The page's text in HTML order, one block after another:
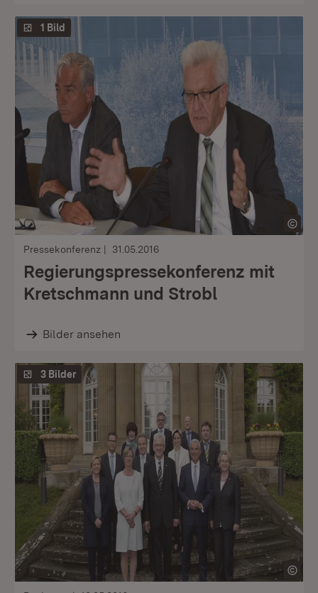
1 Bild
Pressekonferenz 31.05.2016
Regierungspressekonferenz mit
Kretschmann und Strobl
Bilder ansehen
3 Bilder